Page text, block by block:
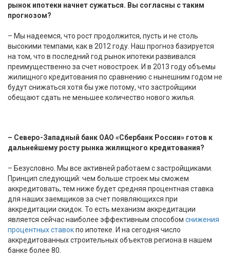
рынок ипотеки начнет сужаться. Вы согласны с таким
прогнозом?
– Мы надеемся, что рост продолжится, пусть и не столь
высокими темпами, как в 2012 году. Наш прогноз базируется
на том, что в последний год рынок ипотеки развивался
преимущественно за счет новостроек. И в 2013 году объемы
жилищного кредитования по сравнению с нынешним годом не
будут снижаться хотя бы уже потому, что застройщики
обещают сдать не меньшее количество нового жилья.
– Северо-Западный банк ОАО «Сбербанк России» готов к
дальнейшему росту рынка жилищного кредитования?
– Безусловно. Мы все активней работаем с застройщиками.
Принцип следующий: чем больше строек мы сможем
аккредитовать, тем ниже будет средняя процентная ставка
для наших заемщиков за счет появляющихся при
аккредитации скидок. То есть механизм аккредитации
является сейчас наиболее эффективным способом снижения
процентных ставокпо ипотеке. И на сегодня число
аккредитованных строительных объектов региона в нашем
банке более 80.